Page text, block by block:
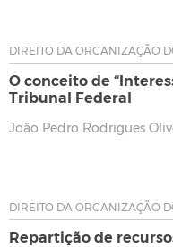
DIREITO DA ORGANIZAÇÃO
O conceito de
Tribunal Federal
João Pedro Rodrigues
DIREITO DA ORGANIZAÇÃO
Repartição de